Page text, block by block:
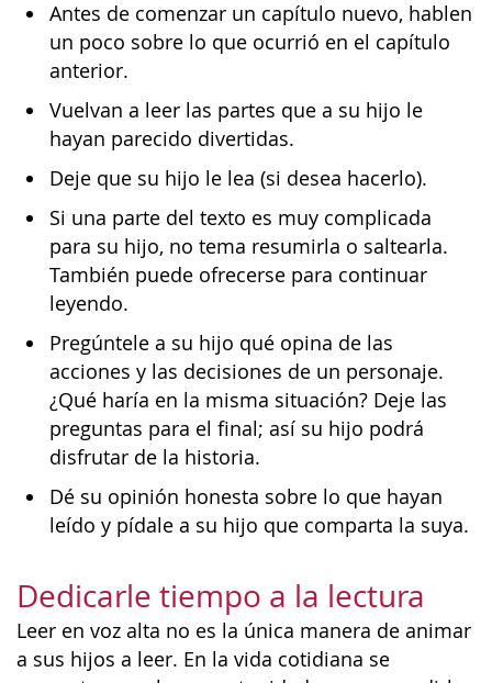
Antes de comenzar un capítulo nuevo, hablen
un poco sobre lo que ocurrió en el capítulo
anterior.
Vuelvan a leer las partes que a su hijo le
hayan parecido divertidas.
Deje que su hijo le lea (si desea hacerlo).
Si una parte del texto es muy complicada
para su hijo, no tema resumirla o saltearla.
También puede ofrecerse para continuar
leyendo.
Pregúntele a su hijo qué opina de las
acciones y las decisiones de un personaje.
¿Qué haría en la misma situación? Deje las
preguntas para el final; así su hijo podrá
disfrutar de la historia.
Dé su opinión honesta sobre lo que hayan
leído y pídale a su hijo que comparta la suya.
Dedicarle tiempo a la lectura
Leer en voz alta no es la única manera de animar
a sus hijos a leer. En la vida cotidiana se